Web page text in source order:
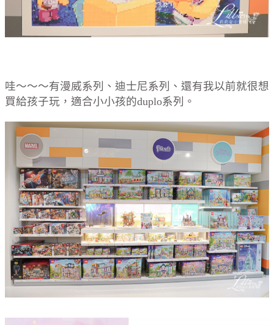
哇～～～有漫威系列、迪士尼系列、還有我以前就很想
買給孩子玩，適合小小孩的duplo系列。